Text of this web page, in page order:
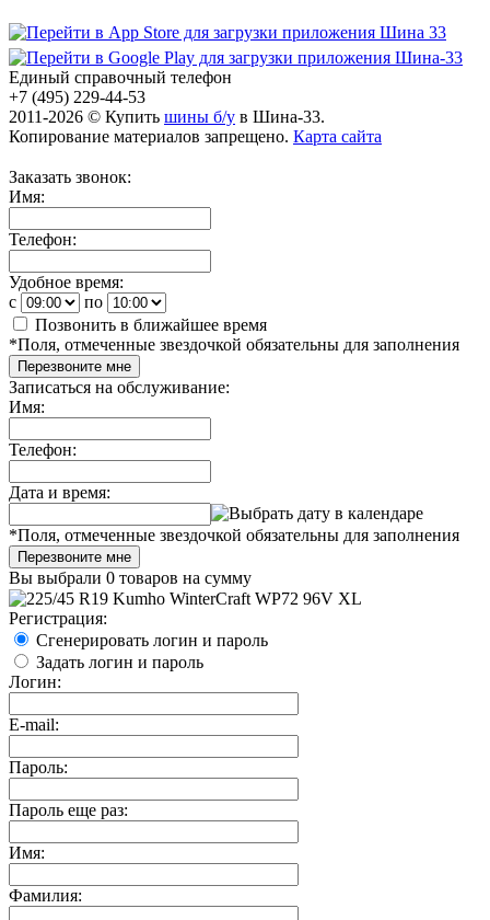
Единый справочный телефон
+7 (495) 229-44-53
2011-2026 © Купить шины б/у в Шина-33.
Копирование материалов запрещено. Карта сайта
Заказать звонок:
Имя:
Телефон:
Удобное время:
c
по
Позвонить в ближайшее время
*Поля, отмеченные звездочкой обязательны для заполнения
Перезвоните мне
Записаться на обслуживание:
Имя:
Телефон:
Дата и время:
*Поля, отмеченные звездочкой обязательны для заполнения
Перезвоните мне
Вы выбрали 0 товаров на сумму
Регистрация:
Сгенерировать логин и пароль
Задать логин и пароль
Логин:
E-mail:
Пароль:
Пароль еще раз:
Имя:
Фамилия: